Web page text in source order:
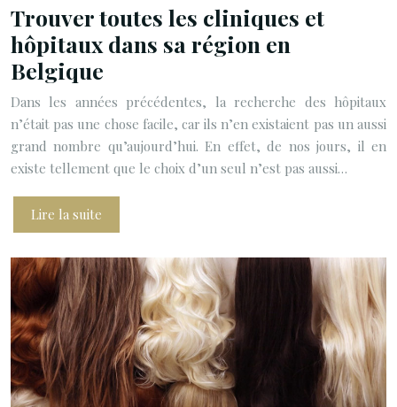
Trouver toutes les cliniques et
hôpitaux dans sa région en
Belgique
Dans les années précédentes, la recherche des hôpitaux
n’était pas une chose facile, car ils n’en existaient pas un aussi
grand nombre qu’aujourd’hui. En effet, de nos jours, il en
existe tellement que le choix d’un seul n’est pas aussi…
Lire la suite